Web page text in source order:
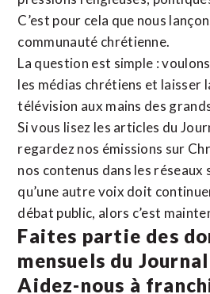
C’est pour cela que nous
communauté chrétienne.
La question est simple :
les médias chrétiens et laisser
télévision aux mains des
Si vous lisez les articles du
regardez nos émissions sur
nos contenus dans les réseaux
qu’une autre voix doit
débat public, alors c’est
Faites partie des
mensuels du
Aidez-nous à